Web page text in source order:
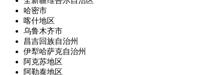
哈密市
喀什地区
乌鲁木齐市
昌吉回族自治州
伊犁哈萨克自治州
阿克苏地区
阿勒泰地区